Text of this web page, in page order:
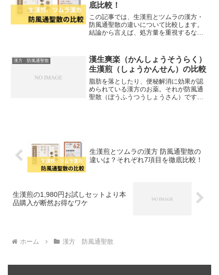
底比較！
この記事では、生漢煎とツムラの漢方・
防風通聖散の違いについて比較します。
結論から言えば、処方量を重視するなら
を満量配合しており、ダイエットや体質
改善を本格的に考えている...
漢方 防風通聖散
漢生爽楽（かんしょうそうらく）
生漢煎（しょうかんせん）の比較
脂肪を落としたり、便秘解消に効果が認
められている漢方のお薬。それが防風通
聖散（ぼうふうつうしょうさん）です。
生漢煎とツムラの漢方 防風通聖散の
違いは？それぞれ7項目を徹底比較！
生漢煎の1,980円お試しセットより本
品購入が断然お得なワケ
ホーム 漢方 防風通聖散